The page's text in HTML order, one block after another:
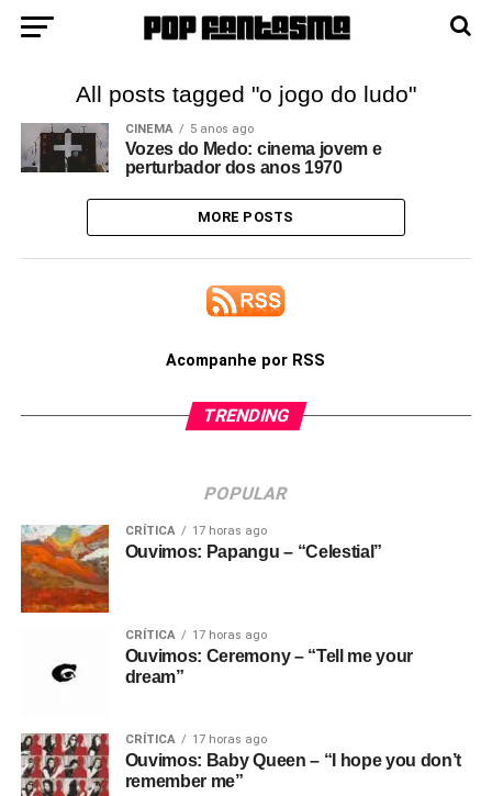
All posts tagged "o jogo do ludo"
CINEMA 5 anos ago
Vozes do Medo: cinema jovem e
perturbador dos anos 1970
MORE POSTS
Acompanhe por RSS
TRENDING
POPULAR
CRÍTICA 17 horas ago
Ouvimos: Papangu – “Celestial”
CRÍTICA 17 horas ago
Ouvimos: Ceremony – “Tell me your
dream”
CRÍTICA 17 horas ago
Ouvimos: Baby Queen – “I hope you don’t
remember me”